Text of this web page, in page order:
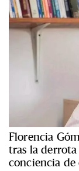
Florencia
tras la
conciencia